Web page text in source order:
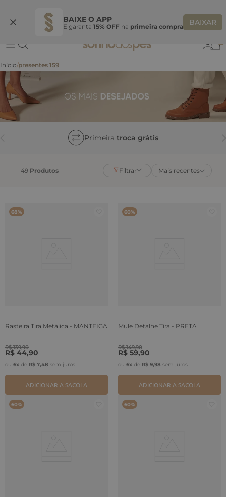
BAIXE O APP
E garanta 15% OFF na primeira compra BAIXAR
Ganhe 10% OFF na coleção utilizando o código do seu vendedor*
presentes 159
Primeira troca grátis
49 Produtos Filtrar Mais recentes
68%
Rasteira Tira Metálica - MANTEIGA
R$ 139,90
R$ 44,90
ou 6x de R$ 7,48 sem juros
ADICIONAR A SACOLA
60%
Mule Detalhe Tira - PRETA
R$ 149,90
R$ 59,90
ou 6x de R$ 9,98 sem juros
ADICIONAR A SACOLA
60% 60%